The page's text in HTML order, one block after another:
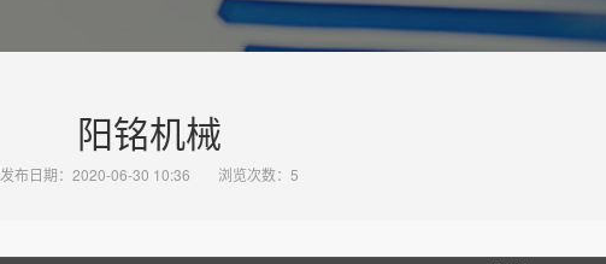
阳铭机械
发布日期：2020-06-30 10:36 浏览次数： 5